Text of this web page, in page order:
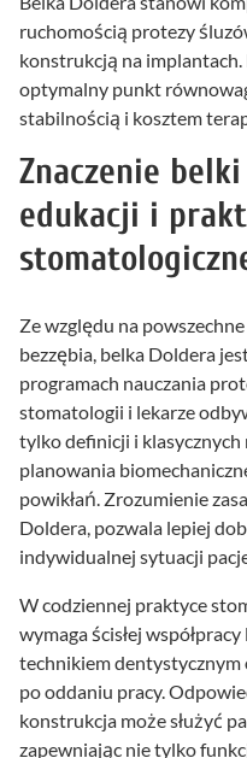
ruchomością protezy
konstrukcją na
optymalny punkt
stabilnością i kosztem
Znaczenie
edukacji i
Ze względu na
bezzębia, belka Doldera
programach nauczania
stomatologii i lekarze
tylko definicji i
planowania
powikłań. Zrozumienie
Doldera, pozwala lepiej
indywidualnej sytuacji
W codziennej praktyce
wymaga ścisłej
technikiem dentystycznym
po oddaniu pracy.
konstrukcja może służyć
zapewniając nie tylko